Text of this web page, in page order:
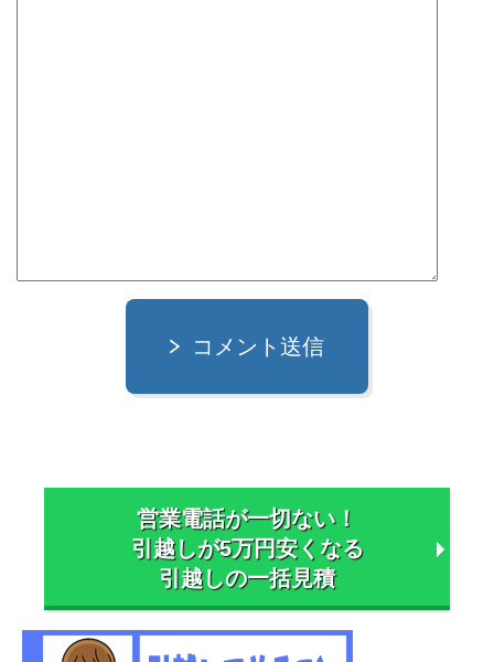
コメント送信
営業電話が一切ない！
引越しが5万円安くなる
引越しの一括見積